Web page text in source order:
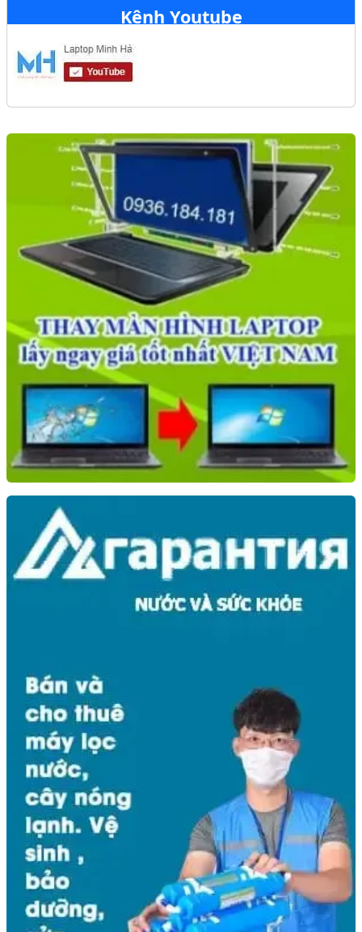
Kênh Youtube